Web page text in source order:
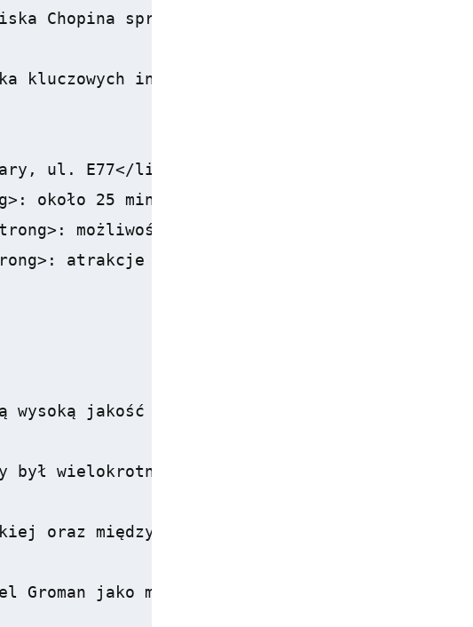
Chopina sprawia, że podróżni mogą szybko
kluczowych informacji dotyczących dojazdu
ul. E77</li>
około 25 minut jazdy</li>
możliwość szybkiego dotarcia</li>
atrakcje dla gości biznesowych</li>
wysoką jakość obsługi, co ma kluczowe
wielokrotnie chwalony przez
oraz międzynarodowej, spotyka się z dużym
Groman jako miejsce, gdzie dbałość o